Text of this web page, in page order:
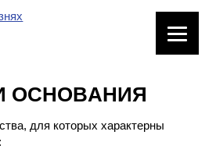
ОСНОВAHИЯ
для которых характерны